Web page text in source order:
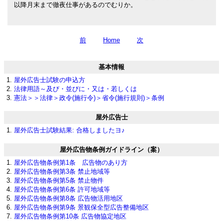
以降月末まで徹夜仕事があるのでむりか。
前 Home 次
基本情報
屋外広告士試験の申込方
法律用語～及び・並びに・又は・若しくは
憲法＞＞法律＞政令(施行令)＞省令(施行規則)＞条例
屋外広告士
屋外広告士試験結果: 合格しましたヨ♪
屋外広告物条例ガイドライン（案）
屋外広告物条例第1条 広告物のあり方
屋外広告物条例第3条 禁止地域等
屋外広告物条例第5条 禁止物件
屋外広告物条例第6条 許可地域等
屋外広告物条例第8条 広告物活用地区
屋外広告物条例第9条 景観保全型広告整備地区
屋外広告物条例第10条 広告物協定地区